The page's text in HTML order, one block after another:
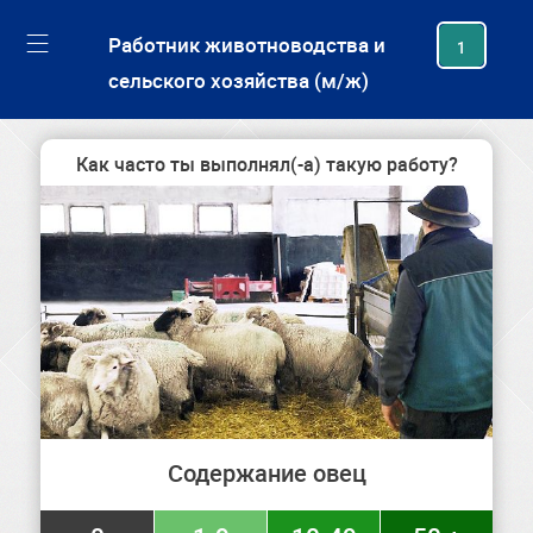
Работник животноводства и
сельского хозяйства (м/ж)
1
Как часто ты выполнял(-а) такую работу?
Содержание овец